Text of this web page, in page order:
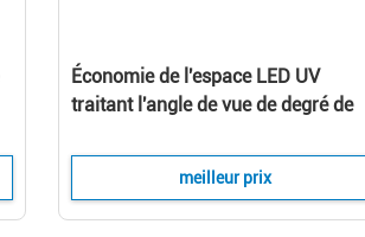
Économie de l'espace LED UV
traitant l'angle de vue de degré de
l'imprimante à jet d'encre UV
meilleur prix